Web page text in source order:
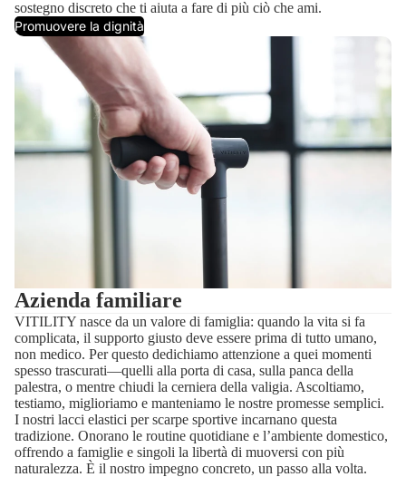
sostegno discreto che ti aiuta a fare di più ciò che ami.
Promuovere la dignità
Azienda familiare
VITILITY nasce da un valore di famiglia: quando la vita si fa
complicata, il supporto giusto deve essere prima di tutto umano,
non medico. Per questo dedichiamo attenzione a quei momenti
spesso trascurati—quelli alla porta di casa, sulla panca della
palestra, o mentre chiudi la cerniera della valigia. Ascoltiamo,
testiamo, miglioriamo e manteniamo le nostre promesse semplici.
I nostri lacci elastici per scarpe sportive incarnano questa
tradizione. Onorano le routine quotidiane e l’ambiente domestico,
offrendo a famiglie e singoli la libertà di muoversi con più
naturalezza. È il nostro impegno concreto, un passo alla volta.